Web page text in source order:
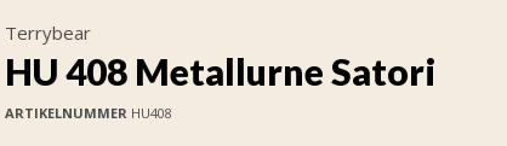
Terrybear
HU 408 Metallurne Satori
ARTIKELNUMMERHU408